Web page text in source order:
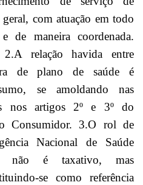
geral, com atuação em todo
de maneira coordenada.
relação havida entre
de plano de saúde é
se amoldando nas
nos artigos 2º e 3º do
Consumidor. 3.O rol de
Nacional de Saúde
não é taxativo, mas
se como referência